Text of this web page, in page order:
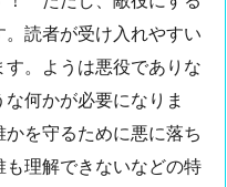
読者が受け入れやすい
。ようは悪役でありな
何かが必要になりま
を守るために悪に落ち
理解できないなどの特